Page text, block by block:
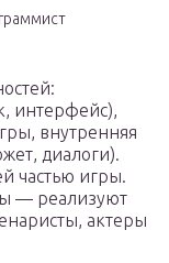
интерфейс),
внутренняя
диалоги).
частью игры.
— реализуют
актеры